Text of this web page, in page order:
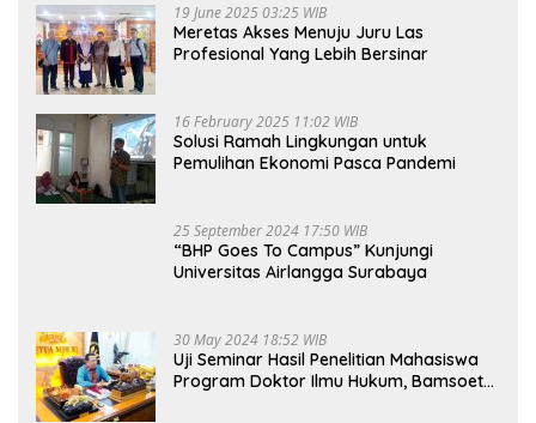
19 June 2025 03:25 WIB
Meretas Akses Menuju Juru Las
Profesional Yang Lebih Bersinar
16 February 2025 11:02 WIB
Solusi Ramah Lingkungan untuk
Pemulihan Ekonomi Pasca Pandemi
25 September 2024 17:50 WIB
“BHP Goes To Campus” Kunjungi
Universitas Airlangga Surabaya
30 May 2024 18:52 WIB
Uji Seminar Hasil Penelitian Mahasiswa
Program Doktor Ilmu Hukum, Bamsoet